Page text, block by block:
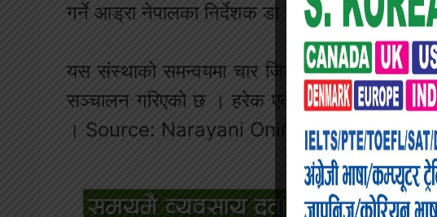
गर्ने आड्रा नेपालका निर्देशक डा घनश्याम भट्टले
यस संस्थाको समन्वयमा चार जिल्लालाई चारवटा
सञ्चालन गरिएको छ । हरेक एक जिल्लामा एक
। Source: Narayani Onine